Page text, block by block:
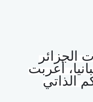
الجزائر
أعربت
الذاتي